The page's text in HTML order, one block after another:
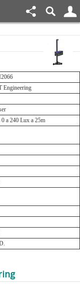
Engineering
0 a 240 Lux a 25m